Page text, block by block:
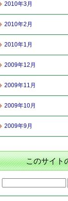
2010年3月
2010年2月
2010年1月
2009年12月
2009年11月
2009年10月
2009年9月
このサイト